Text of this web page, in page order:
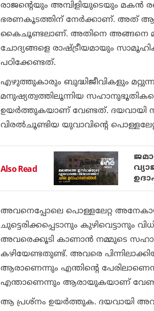
രാജന്റെയും അമ്പിളിയുടെയും മകന്‍
ഭരണകൂടത്തിന് നേര്‍ക്കാണ്. അത്
കൈചൂണ്ടലാണ്. അതിനെ അങ്ങനെ
ചോദ്യങ്ങളെ രാഷ്ട്രീയമായും
പഠിക്കേണ്ടത്.
എഴുത്തുകാരും ബുദ്ധിജീവികളും
മനുഷ്യത്വത്തിലൂന്നിയ
ഉയര്‍ത്തുകയാണ് വേണ്ടത്. ദയവായി
വിരല്‍ചൂണ്ടിയ യുവാവിന്റെ
Also Read
അവനെപ്പോലെ പൊള്ളലേറ്റ
ചുട്ടെരിക്കപ്പെടാനും കുഴിവെട്ടാനും
അവരെക്കൂടി കാണാന്‍ നമ്മുടെ
കഴിയേണ്ടതുണ്ട്. അവരെ
ആരാണെന്നും എന്തിന്റെ
എന്താണെന്നും ആരായുകയാണ്
ആ പ്രശ്‌നം ഉയര്‍ത്തുക. ദയവായി